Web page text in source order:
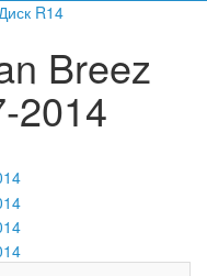
R14
Breez
2014